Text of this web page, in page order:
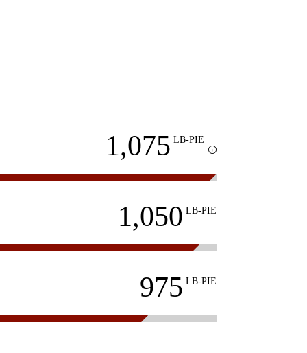
1,075 LB-PIE
Disclosure
1,050 LB-PIE
975 LB-PIE